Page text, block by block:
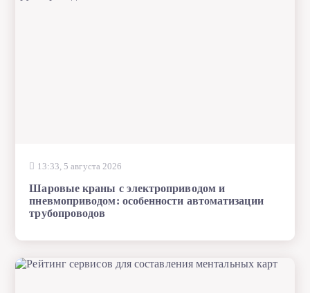
13:33, 5 августа 2026
Шаровые краны с электроприводом и
пневмоприводом: особенности автоматизации
трубопроводов